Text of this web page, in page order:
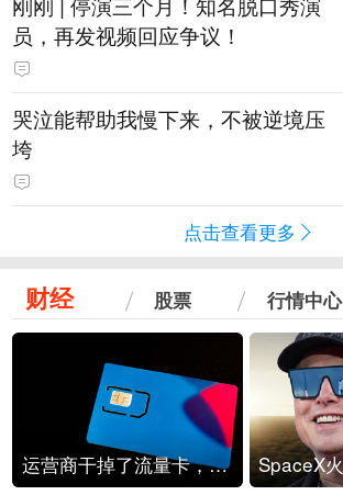
员，再发视频回应争议！
哭泣能帮助我慢下来，不被逆境压
垮
点击查看更多
财经 股票 行情中心
运营商干掉了流量卡，他们真的玩不起了